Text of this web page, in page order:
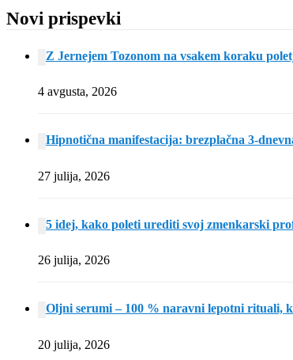
Novi prispevki
Z Jernejem Tozonom na vsakem koraku
4 avgusta, 2026
Hipnotična manifestacija: brezplačna 3-
27 julija, 2026
5 idej, kako poleti urediti svoj zmenkarski
26 julija, 2026
Oljni serumi – 100 % naravni lepotni rituali,
20 julija, 2026